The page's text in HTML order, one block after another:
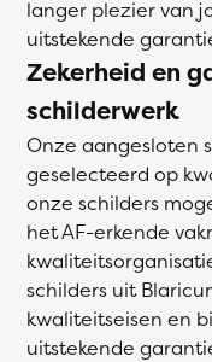
langer plezier van
uitstekende
Zekerheid en
schilderwerk
Onze aangesloten
geselecteerd op
onze schilders
het AF-erkende
schilders uit
kwaliteitseisen en
uitstekende